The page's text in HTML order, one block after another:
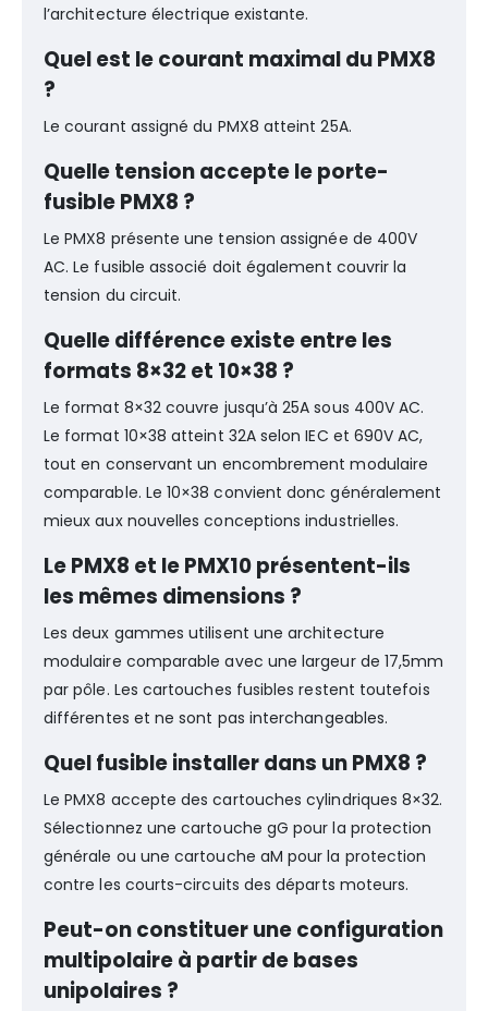
l’architecture électrique existante.
Quel est le courant maximal du PMX8
?
Le courant assigné du PMX8 atteint 25A.
Quelle tension accepte le porte-
fusible PMX8 ?
Le PMX8 présente une tension assignée de 400V
AC. Le fusible associé doit également couvrir la
tension du circuit.
Quelle différence existe entre les
formats 8×32 et 10×38 ?
Le format 8×32 couvre jusqu’à 25A sous 400V AC.
Le format 10×38 atteint 32A selon IEC et 690V AC,
tout en conservant un encombrement modulaire
comparable. Le 10×38 convient donc généralement
mieux aux nouvelles conceptions industrielles.
Le PMX8 et le PMX10 présentent-ils
les mêmes dimensions ?
Les deux gammes utilisent une architecture
modulaire comparable avec une largeur de 17,5mm
par pôle. Les cartouches fusibles restent toutefois
différentes et ne sont pas interchangeables.
Quel fusible installer dans un PMX8 ?
Le PMX8 accepte des cartouches cylindriques 8×32.
Sélectionnez une cartouche gG pour la protection
générale ou une cartouche aM pour la protection
contre les courts-circuits des départs moteurs.
Peut-on constituer une configuration
multipolaire à partir de bases
unipolaires ?